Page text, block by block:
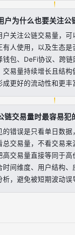
户为什么也要关注公
户关注公链交易量，可
有人使用，以及生态是
钱包、DeFi协议、跨
交易量持续增长且结构
成更好的流动性和更丰
链交易量时最容易犯
的错误是只看单日数据
总交易量，不看交易来
高交易量直接等同于
时间维度、用户结构、
析，避免被短期波动误